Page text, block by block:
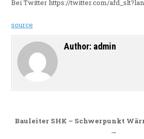
Bei Twitter https://twitter.com/
source
Author: admin
Bauleiter SHK – Schwerpunkt
→